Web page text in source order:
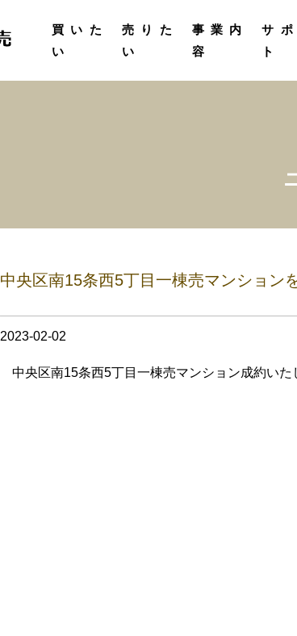
買いた
い
売りた
い
事業内
容
サ
ト
2023-02-02
中央区南15条西5丁目一棟売マンション
中央区南15条西5丁目一棟売マンション成約いた